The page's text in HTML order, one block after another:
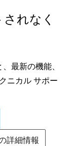
れなく
最新の機能、
ニカル サポー
詳細情報